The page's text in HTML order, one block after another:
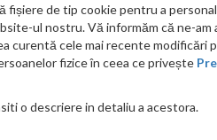
Ati
fișiere de tip cookie pentru a
ul nostru. Vă informăm că ne-
curentă cele mai recente modificări
fizice în ceea ce privește
o descriere in detaliu a acestora.